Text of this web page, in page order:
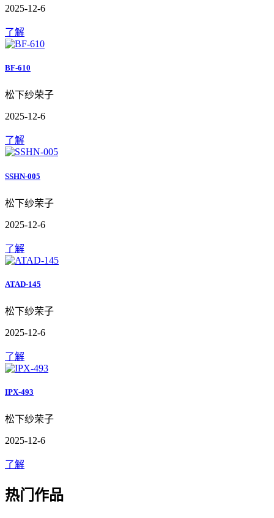
2025-12-6
了解
BF-610
松下纱荣子
2025-12-6
了解
SSHN-005
松下纱荣子
2025-12-6
了解
ATAD-145
松下纱荣子
2025-12-6
了解
IPX-493
松下纱荣子
2025-12-6
了解
热门作品